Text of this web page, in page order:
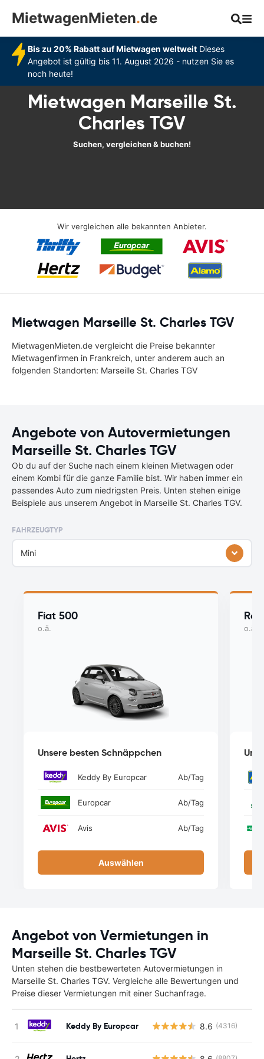
MietwagenMieten.de
Bis zu 20% Rabatt auf Mietwagen weltweitDieses
Angebot ist gültig bis 11. August 2026 - nutzen Sie es
noch heute!
Mietwagen Marseille St.
Charles TGV
Suchen, vergleichen & buchen!
Wir vergleichen alle bekannten Anbieter.
Mietwagen Marseille St. Charles TGV
MietwagenMieten.de vergleicht die Preise bekannter
Mietwagenfirmen in Frankreich, unter anderem auch an
folgenden Standorten: Marseille St. Charles TGV
Angebote von Autovermietungen
Marseille St. Charles TGV
Ob du auf der Suche nach einem kleinen Mietwagen oder
einem Kombi für die ganze Familie bist. Wir haben immer ein
passendes Auto zum niedrigsten Preis. Unten stehen einige
Beispiele aus unserem Angebot in Marseille St. Charles TGV.
FAHRZEUGTYP
Mini
Fiat 500
o.ä.
Unsere besten Schnäppchen
Keddy By Europcar Ab/Tag
Europcar Ab/Tag
Avis Ab/Tag
Auswählen
o.ä.
Angebot von Vermietungen in
Marseille St. Charles TGV
Unten stehen die bestbewerteten Autovermietungen in
Marseille St. Charles TGV. Vergleiche alle Bewertungen und
Preise dieser Vermietungen mit einer Suchanfrage.
Keddy By Europcar 8.6 (4316)